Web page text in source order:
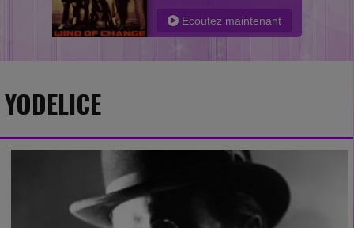
Ecoutez maintenant
YODELICE